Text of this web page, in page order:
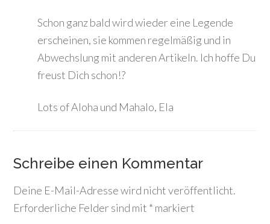
Schon ganz bald wird wieder eine Legende
erscheinen, sie kommen regelmäßig und in
Abwechslung mit anderen Artikeln. Ich hoffe Du
freust Dich schon!?
Lots of Aloha und Mahalo, Ela
Schreibe einen Kommentar
Deine E-Mail-Adresse wird nicht veröffentlicht.
Erforderliche Felder sind mit * markiert